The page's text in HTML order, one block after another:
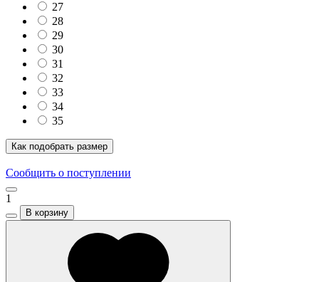
27
28
29
30
31
32
33
34
35
Как подобрать размер
Сообщить о поступлении
1
В корзину